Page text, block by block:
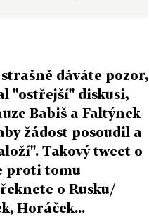
dáváte pozor,
"ostřejší" diskusi,
Babiš a Faltýnek
žádost posoudil a
Takový tweet o
proti tomu
o Rusku/
Horáček...